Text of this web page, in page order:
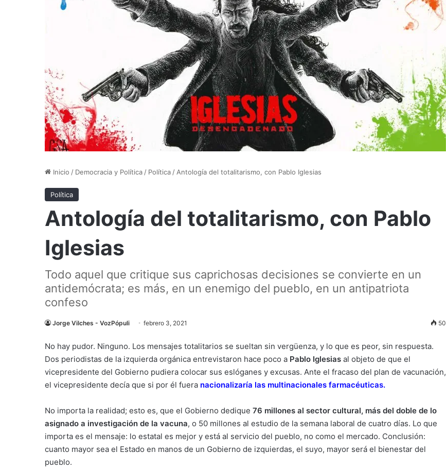
Inicio / Democracia y Política / Política / Antología del totalitarismo, con Pablo Iglesias
Política
Antología del totalitarismo, con Pablo
Iglesias
Todo aquel que critique sus caprichosas decisiones se convierte en un
antidemócrata; es más, en un enemigo del pueblo, en un antipatriota
confeso
Jorge Vilches - VozPópuli febrero 3, 2021 50
No hay pudor. Ninguno. Los mensajes totalitarios se sueltan sin vergüenza, y lo que es peor, sin respuesta.
Dos periodistas de la izquierda orgánica entrevistaron hace poco a Pablo Iglesias al objeto de que el
vicepresidente del Gobierno pudiera colocar sus eslóganes y excusas. Ante el fracaso del plan de vacunación,
el vicepresidente decía que si por él fuera nacionalizaría las multinacionales farmacéuticas.
No importa la realidad; esto es, que el Gobierno dedique 76 millones al sector cultural, más del doble de lo
asignado a investigación de la vacuna, o 50 millones al estudio de la semana laboral de cuatro días. Lo que
importa es el mensaje: lo estatal es mejor y está al servicio del pueblo, no como el mercado. Conclusión:
cuanto mayor sea el Estado en manos de un Gobierno de izquierdas, el suyo, mayor será el bienestar del
pueblo.